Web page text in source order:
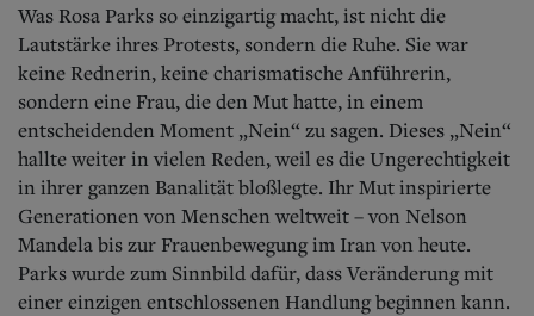
Was Rosa Parks so einzigartig macht, ist nicht die
Lautstärke ihres Protests, sondern die Ruhe. Sie war
keine Rednerin, keine charismatische Anführerin,
sondern eine Frau, die den Mut hatte, in einem
entscheidenden Moment „Nein“ zu sagen. Dieses „Nein“
hallte weiter in vielen Reden, weil es die Ungerechtigkeit
in ihrer ganzen Banalität bloßlegte. Ihr Mut inspirierte
Generationen von Menschen weltweit – von Nelson
Mandela bis zur Frauenbewegung im Iran von heute.
Parks wurde zum Sinnbild dafür, dass Veränderung mit
einer einzigen entschlossenen Handlung beginnen kann.